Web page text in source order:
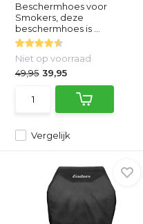
Beschermhoes voor
Smokers, deze
beschermhoes is ...
Vergelijk
Niet op voorraad
49,95 39,95